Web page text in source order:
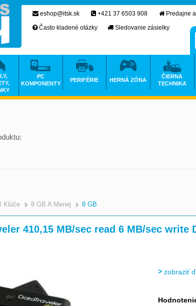
Klúče >
8 GB A Menej >
8 GB
410,15 MB/sec read 6 MB/sec write
zobraziť
eshop@itsk.sk +421 37 6503 908
Predajne
Často kladené otázky
Sledovanie zásielky
PC
KOMPONENTY
PERIFÉRIE HERNÁ ZÓNA
ČIERNA
TECHNIKA